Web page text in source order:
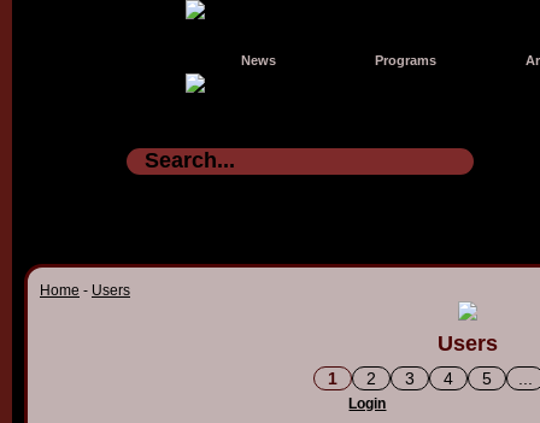
News Programs
Home - Users
Users
1 2 3 4 5
Login